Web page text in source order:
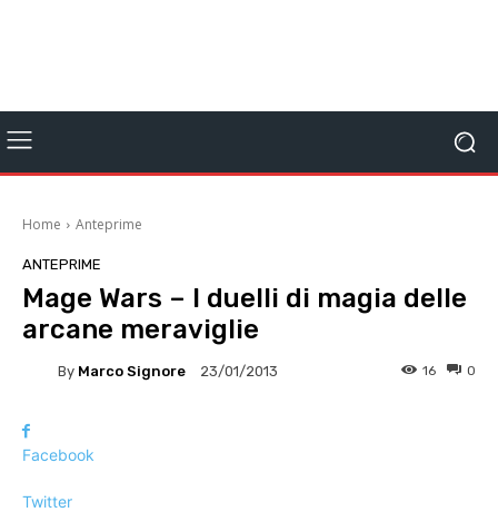
Home Anteprime
ANTEPRIME
Mage Wars – I duelli di magia delle
arcane meraviglie
By Marco Signore 23/01/2013 0
16
Facebook
Twitter